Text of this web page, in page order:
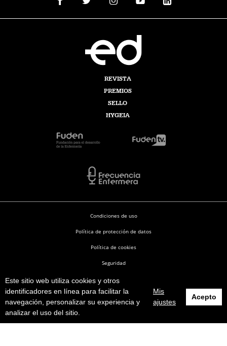
Este sitio web utiliza cookies y otros
identificadores en línea para facilitar la
navegación, personalizar su experiencia y
analizar el uso del sitio.
Mis
ajustes
Acepto
REVISTA
PREMIOS
SELLO
HYGEIA
Enfermería en Desarrollo © 2026
Condiciones de uso
Política de protección de datos
Política de cookies
Seguridad